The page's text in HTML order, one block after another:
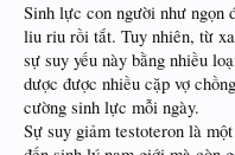
Sinh lực con người như ngọn
liu riu rồi tắt. Tuy nhiên, từ
sự suy yếu này bằng nhiều
dược được nhiều cặp vợ
cường sinh lực mỗi ngày.
Sự suy giảm testoteron là